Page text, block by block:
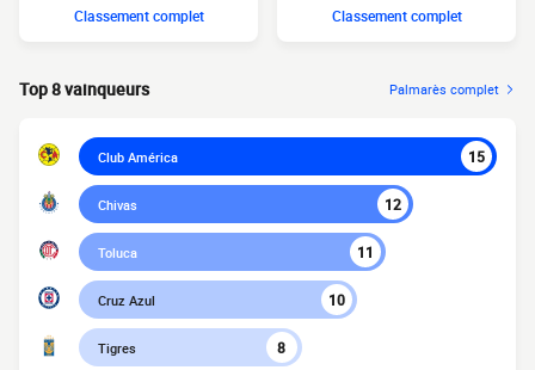
Classement complet Classement complet
Top 8 vainqueurs Palmarès complet
Club América 15
Chivas 12
Toluca 11
Cruz Azul 10
Tigres 8